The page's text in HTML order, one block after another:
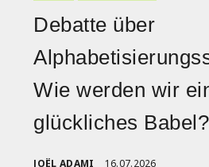
Debatte über
Wie werden wir
glückliches Babel?
JOËL ADAMI 16.07.2026